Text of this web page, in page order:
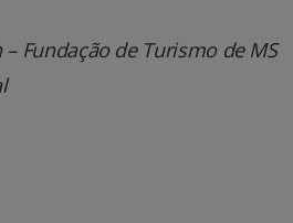
Fundação de Turismo de MS